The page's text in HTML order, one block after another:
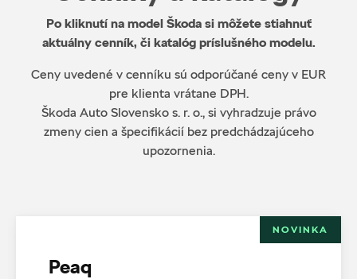
Po kliknutí na model Škoda si môžete stiahnuť
aktuálny cenník, či katalóg príslušného modelu.
Ceny uvedené v cenníku sú odporúčané ceny v EUR
pre klienta vrátane DPH.
Škoda Auto Slovensko s. r. o., si vyhradzuje právo
zmeny cien a špecifikácií bez predchádzajúceho
upozornenia.
NOVINKA
Peaq